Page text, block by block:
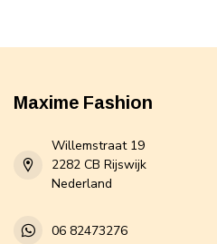
Maxime Fashion
Willemstraat 19
2282 CB Rijswijk
Nederland
06 82473276